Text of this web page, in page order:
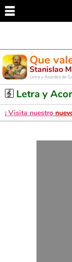
Que
Stanislao
Letra y Acordes de
Letra y
¡ Visita nuestro